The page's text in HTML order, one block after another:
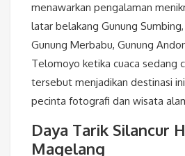
menawarkan pengalaman
latar belakang Gunung
Gunung Merbabu, Gunung
Telomoyo ketika cuaca sedang
tersebut menjadikan destinasi
pecinta fotografi dan wisata
Daya Tarik Silancur
Magelang